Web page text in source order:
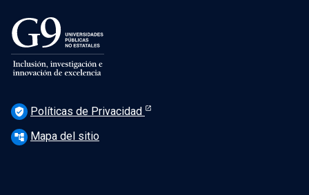
verified_user Políticas de Privacidad
account_tree Mapa del sitio